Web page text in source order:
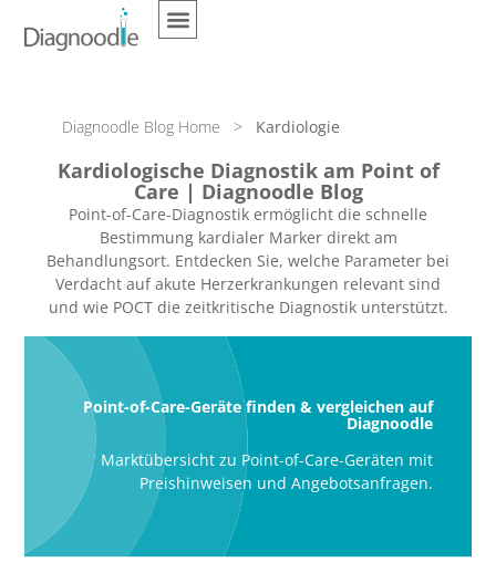
Diagnoodle Blog Home > Kardiologie
Kardiologische Diagnostik am Point of
Care | Diagnoodle Blog
Point-of-Care-Diagnostik ermöglicht die schnelle
Bestimmung kardialer Marker direkt am
Behandlungsort. Entdecken Sie, welche Parameter bei
Verdacht auf akute Herzerkrankungen relevant sind
und wie POCT die zeitkritische Diagnostik unterstützt.
Point-of-Care-Geräte finden & vergleichen auf
Diagnoodle
Marktübersicht zu Point-of-Care-Geräten mit
Preishinweisen und Angebotsanfragen.